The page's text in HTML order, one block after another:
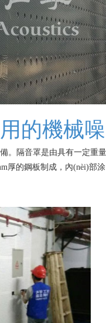
的機械
。隔音罩是由具有一
厚的鋼板制成，內(nèi)部涂